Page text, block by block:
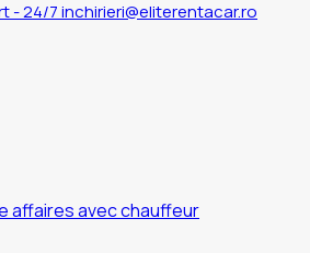
inchirieri@eliterentacar.ro
affaires avec chauffeur